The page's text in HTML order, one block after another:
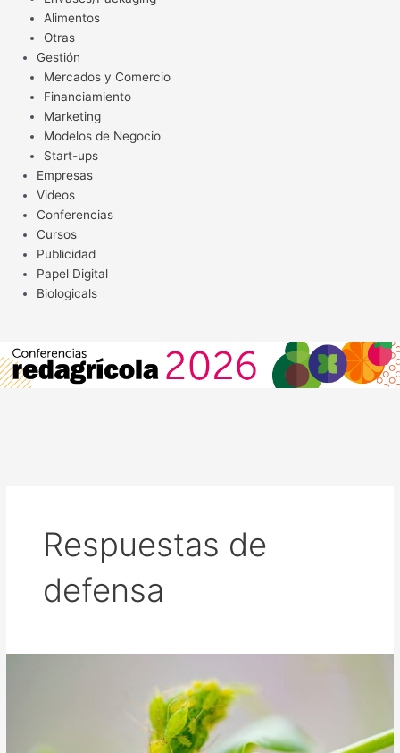
Alimentos
Otras
Gestión
Mercados y Comercio
Financiamiento
Marketing
Modelos de Negocio
Start-ups
Empresas
Videos
Conferencias
Cursos
Publicidad
Papel Digital
Biologicals
Respuestas de
defensa